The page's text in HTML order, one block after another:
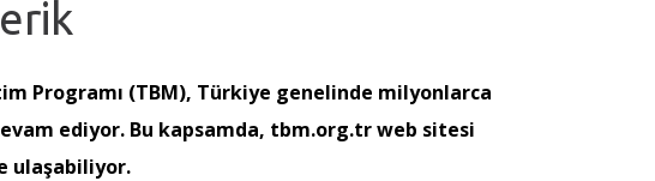
Programı (TBM), Türkiye genelinde milyonlarca
ediyor. Bu kapsamda, tbm.org.tr web sitesi
ulaşabiliyor.